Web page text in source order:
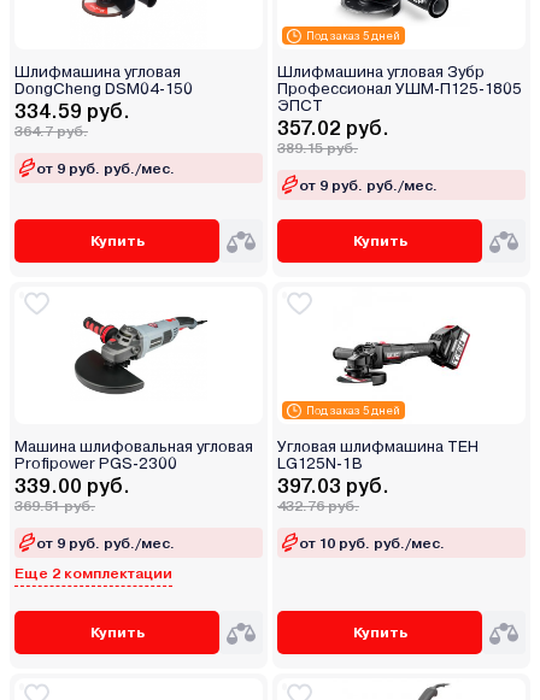
Шлифмашина угловая
DongCheng DSM04-150
334.59 руб.
364.7 руб.
от 9 руб. руб./мес.
Купить
Под заказ 5 дней
Шлифмашина угловая Зубр
Профессионал УШМ-П125-1805
ЭПСТ
357.02 руб.
389.15 руб.
от 9 руб. руб./мес.
Купить
Машина шлифовальная угловая
Profipower PGS-2300
339.00 руб.
369.51 руб.
от 9 руб. руб./мес.
Еще 2 комплектации
Купить
Под заказ 5 дней
Угловая шлифмашина TEH
LG125N-1B
397.03 руб.
432.76 руб.
от 10 руб. руб./мес.
Купить